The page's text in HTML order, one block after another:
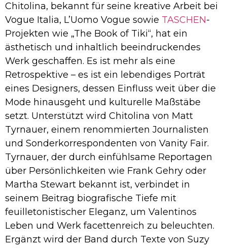
Chitolina, bekannt für seine kreative Arbeit bei
Vogue Italia, L’Uomo Vogue sowie TASCHEN-
Projekten wie „The Book of Tiki“, hat ein
ästhetisch und inhaltlich beeindruckendes
Werk geschaffen. Es ist mehr als eine
Retrospektive – es ist ein lebendiges Porträt
eines Designers, dessen Einfluss weit über die
Mode hinausgeht und kulturelle Maßstäbe
setzt. Unterstützt wird Chitolina von Matt
Tyrnauer, einem renommierten Journalisten
und Sonderkorrespondenten von Vanity Fair.
Tyrnauer, der durch einfühlsame Reportagen
über Persönlichkeiten wie Frank Gehry oder
Martha Stewart bekannt ist, verbindet in
seinem Beitrag biografische Tiefe mit
feuilletonistischer Eleganz, um Valentinos
Leben und Werk facettenreich zu beleuchten.
Ergänzt wird der Band durch Texte von Suzy